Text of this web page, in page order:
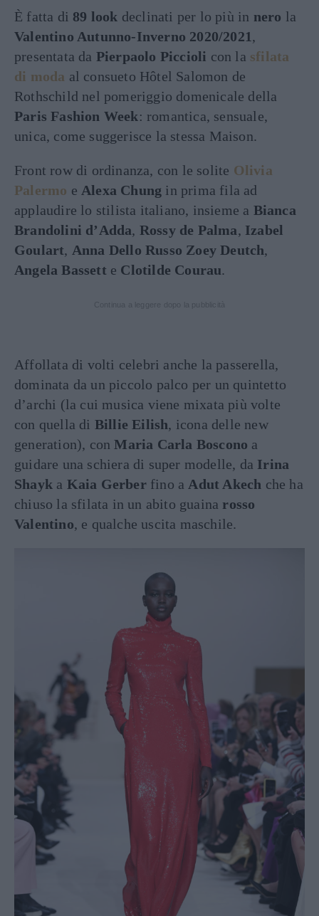
È fatta di 89 look declinati per lo più in nero la
Valentino Autunno-Inverno 2020/2021,
presentata da Pierpaolo Piccioli con la sfilata
di moda al consueto Hôtel Salomon de
Rothschild nel pomeriggio domenicale della
Paris Fashion Week: romantica, sensuale,
unica, come suggerisce la stessa Maison.
Front row di ordinanza, con le solite Olivia
Palermo e Alexa Chung in prima fila ad
applaudire lo stilista italiano, insieme a Bianca
Brandolini d’Adda, Rossy de Palma, Izabel
Goulart, Anna Dello Russo Zoey Deutch,
Angela Bassett e Clotilde Courau.
Affollata di volti celebri anche la passerella,
dominata da un piccolo palco per un quintetto
d’archi (la cui musica viene mixata più volte
con quella di Billie Eilish, icona delle new
generation), conMaria Carla Boscono a
guidare una schiera di super modelle, da Irina
Shayk a Kaia Gerberfino a Adut Akech che ha
chiuso la sfilata in un abito guaina rosso
Valentino, e qualche uscita maschile.